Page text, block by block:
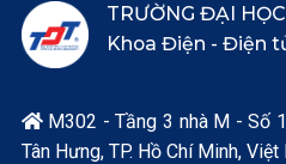
TRƯỜNG ĐẠI
Khoa Điện - Điện
M302 - Tầng 3 nhà M - Số
Tân Hưng, TP. Hồ Chí Minh, Việt